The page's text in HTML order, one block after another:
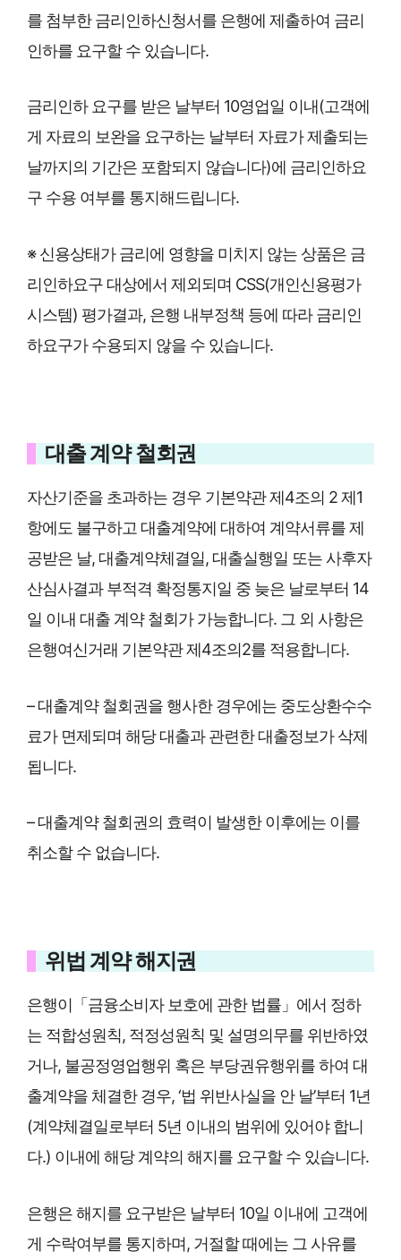
를 첨부한 금리인하신청서를 은행에 제출하여 금리
인하를 요구할 수 있습니다.
금리인하 요구를 받은 날부터 10영업일 이내(고객에
게 자료의 보완을 요구하는 날부터 자료가 제출되는
날까지의 기간은 포함되지 않습니다)에 금리인하요
구 수용 여부를 통지해드립니다.
※ 신용상태가 금리에 영향을 미치지 않는 상품은 금
리인하요구 대상에서 제외되며 CSS(개인신용평가
시스템) 평가결과, 은행 내부정책 등에 따라 금리인
하요구가 수용되지 않을 수 있습니다.
대출 계약 철회권
자산기준을 초과하는 경우 기본약관 제4조의 2 제1
항에도 불구하고 대출계약에 대하여 계약서류를 제
공받은 날, 대출계약체결일, 대출실행일 또는 사후자
산심사결과 부적격 확정통지일 중 늦은 날로부터 14
일 이내 대출 계약 철회가 가능합니다. 그 외 사항은
은행여신거래 기본약관 제4조의2를 적용합니다.
– 대출계약 철회권을 행사한 경우에는 중도상환수수
료가 면제되며 해당 대출과 관련한 대출정보가 삭제
됩니다.
– 대출계약 철회권의 효력이 발생한 이후에는 이를
취소할 수 없습니다.
위법 계약 해지권
은행이「금융소비자 보호에 관한 법률」에서 정하
는 적합성원칙, 적정성원칙 및 설명의무를 위반하였
거나, 불공정영업행위 혹은 부당권유행위를 하여 대
출계약을 체결한 경우, ‘법 위반사실을 안 날’부터 1년
(계약체결일로부터 5년 이내의 범위에 있어야 합니
다.) 이내에 해당 계약의 해지를 요구할 수 있습니다.
은행은 해지를 요구받은 날부터 10일 이내에 고객에
게 수락여부를 통지하며, 거절할 때에는 그 사유를